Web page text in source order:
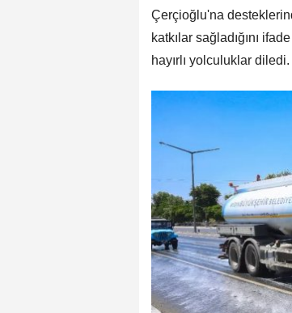
Çerçioğlu'na
katkılar sağladığını
hayırlı yolculuklar diledi.